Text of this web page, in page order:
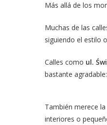
Más allá de los
Muchas de las
siguiendo el estilo
Calles como ul.
bastante
También merece
interiores o